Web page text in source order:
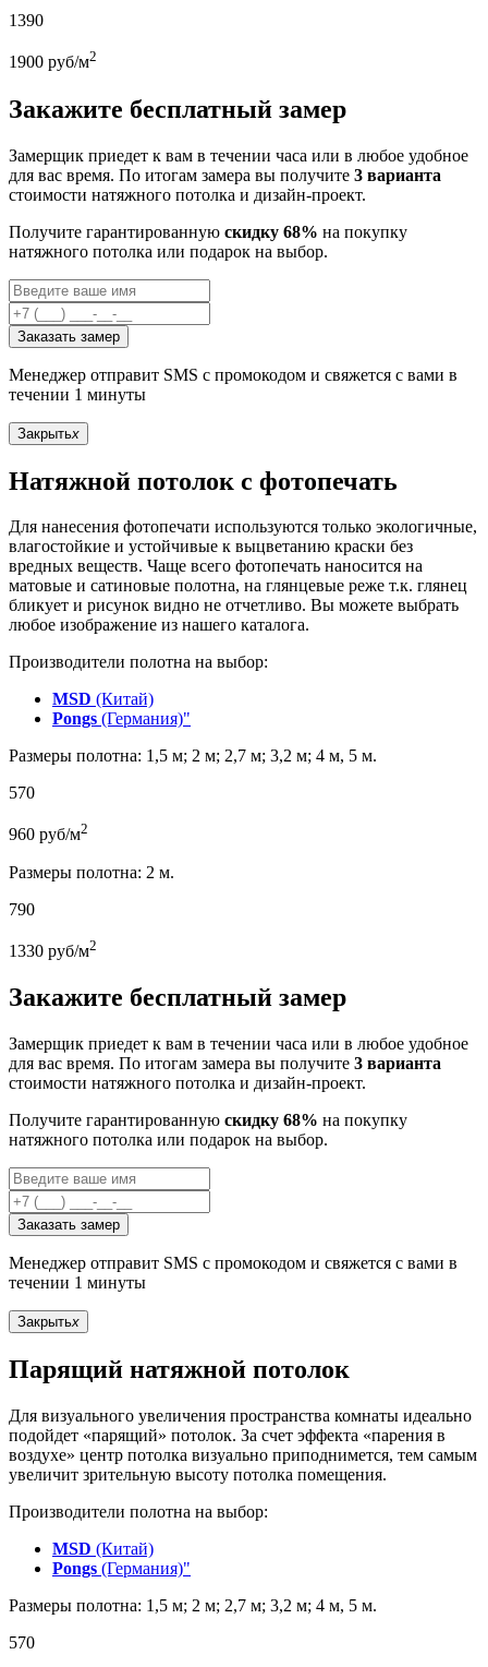
1390
1900 руб/м2
Закажите бесплатный замер
Замерщик приедет к вам в течении часа или в любое удобное
для вас время. По итогам замера вы получите 3 варианта
стоимости натяжного потолка и дизайн-проект.
Получите гарантированную скидку 68% на покупку
натяжного потолка или подарок на выбор.
Заказать замер
Менеджер отправит SMS с промокодом и свяжется с вами в
течении 1 минуты
Закрытьx
Натяжной потолок с фотопечать
Для нанесения фотопечати используются только экологичные,
влагостойкие и устойчивые к выцветанию краски без
вредных веществ. Чаще всего фотопечать наносится на
матовые и сатиновые полотна, на глянцевые реже т.к. глянец
бликует и рисунок видно не отчетливо. Вы можете выбрать
любое изображение из нашего каталога.
Производители полотна на выбор:
MSD (Китай)
Pongs (Германия)"
Размеры полотна: 1,5 м; 2 м; 2,7 м; 3,2 м; 4 м, 5 м.
570
960 руб/м2
Размеры полотна: 2 м.
790
1330 руб/м2
Закажите бесплатный замер
Замерщик приедет к вам в течении часа или в любое удобное
для вас время. По итогам замера вы получите 3 варианта
стоимости натяжного потолка и дизайн-проект.
Получите гарантированную скидку 68% на покупку
натяжного потолка или подарок на выбор.
Заказать замер
Менеджер отправит SMS с промокодом и свяжется с вами в
течении 1 минуты
Закрытьx
Парящий натяжной потолок
Для визуального увеличения пространства комнаты идеально
подойдет «парящий» потолок. За счет эффекта «парения в
воздухе» центр потолка визуально приподнимется, тем самым
увеличит зрительную высоту потолка помещения.
Производители полотна на выбор:
MSD (Китай)
Pongs (Германия)"
Размеры полотна: 1,5 м; 2 м; 2,7 м; 3,2 м; 4 м, 5 м.
570